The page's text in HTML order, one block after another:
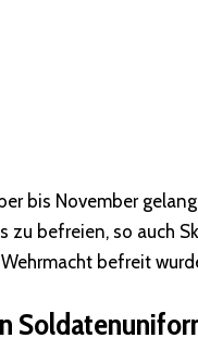
bis November
zu befreien, so auch
befreit